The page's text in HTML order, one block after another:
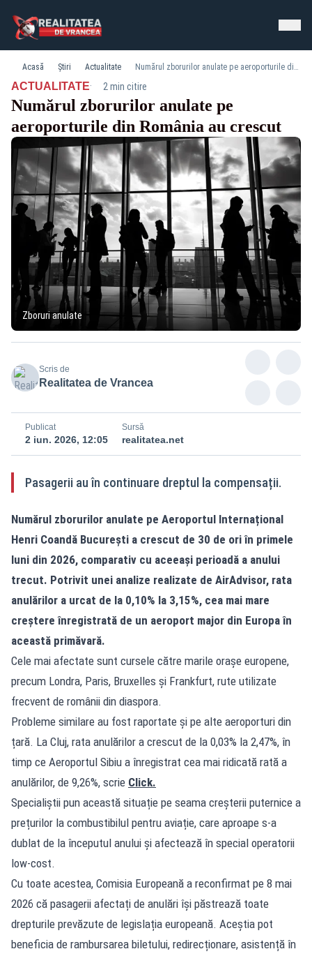
Acasă Știri Actualitate Numărul zborurilor anulate pe aeroporturile din România au crescut
ACTUALITATE· 2 min citire
Numărul zborurilor anulate pe
aeroporturile din România au crescut
Zboruri anulate
Scris de
Realitatea de Vrancea
Publicat
2 iun. 2026, 12:05
Sursă
realitatea.net
Pasagerii au în continuare dreptul la compensații.
Numărul zborurilor anulate pe Aeroportul Internațional
Henri Coandă București a crescut de 30 de ori în primele
luni din 2026, comparativ cu aceeași perioadă a anului
trecut. Potrivit unei analize realizate de AirAdvisor, rata
anulărilor a urcat de la 0,10% la 3,15%, cea mai mare
creștere înregistrată de un aeroport major din Europa în
această primăvară.
Cele mai afectate sunt cursele către marile orașe europene,
precum Londra, Paris, Bruxelles și Frankfurt, rute utilizate
frecvent de românii din diaspora.
Probleme similare au fost raportate și pe alte aeroporturi din
țară. La Cluj, rata anulărilor a crescut de la 0,03% la 2,47%, în
timp ce Aeroportul Sibiu a înregistrat cea mai ridicată rată a
anulărilor, de 9,26%, scrie Click.
Specialiștii pun această situație pe seama creșterii puternice a
prețurilor la combustibilul pentru aviație, care aproape s-a
dublat de la începutul anului și afectează în special operatorii
low-cost.
Cu toate acestea, Comisia Europeană a reconfirmat pe 8 mai
2026 că pasagerii afectați de anulări își păstrează toate
drepturile prevăzute de legislația europeană. Aceștia pot
beneficia de rambursarea biletului, redirecționare, asistență în